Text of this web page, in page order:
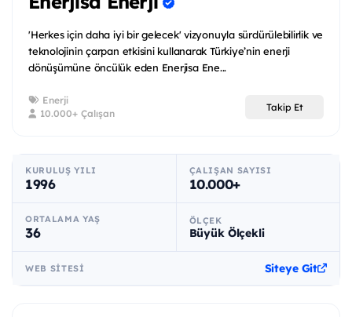
'Herkes için daha iyi bir gelecek' vizyonuyla sürdürülebilirlik ve
teknolojinin çarpan etkisini kullanarak Türkiye’nin enerji
dönüşümüne öncülük eden Enerjisa Ene...
Enerji
10.000+ Çalışan
Takip Et
KURULUŞ YILI
1996
ÇALIŞAN SAYISI
10.000+
ORTALAMA YAŞ
36
ÖLÇEK
Büyük Ölçekli
WEB SITESI Siteye Git